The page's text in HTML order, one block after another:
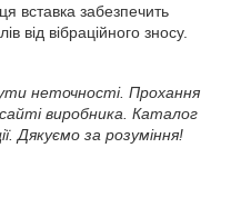
вставка забезпечить
від вібраційного зносу.
неточності. Прохання
виробника. Каталог
Дякуємо за розуміння!